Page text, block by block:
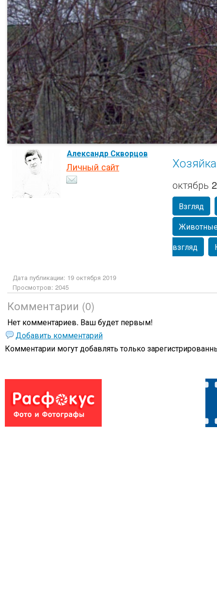
Александр Скворцов
Личный сайт
октябрь
Взгляд
взгляд
Дата публикации: 19 октября 2019
Просмотров: 2045
Комментарии (0)
Нет комментариев. Ваш будет первым!
Добавить комментарий
Комментарии могут добавлять только